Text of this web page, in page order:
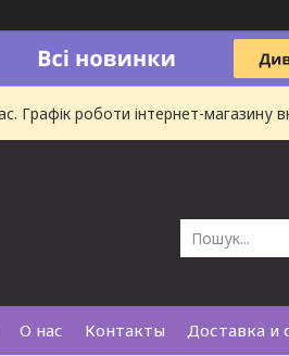
роботи інтернет-магазину
О нас Контакты Доставка и